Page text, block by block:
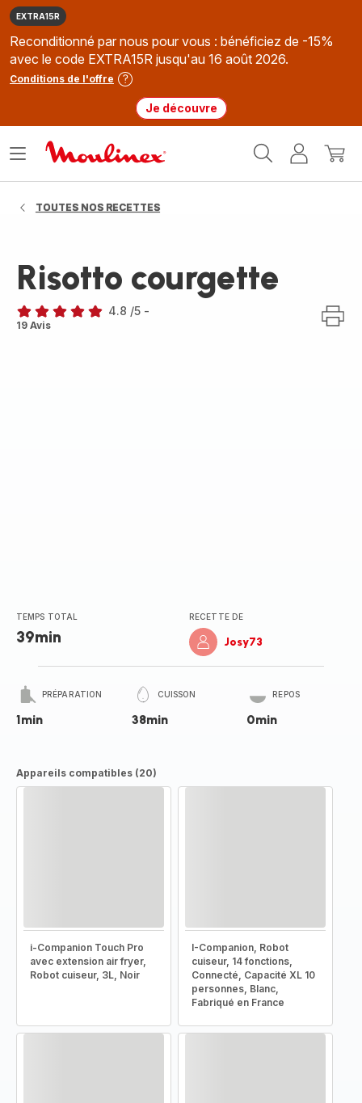
EXTRA15R
Reconditionné par nous pour vous : bénéficiez de -15%
avec le code EXTRA15R jusqu'au 16 août 2026.
Conditions de l'offre
Je découvre
MonMon
Ouvrir
TOUTES NOS RECETTES
Risotto courgette
ratings.4.8
4.8 /5 -
19 Avis
TEMPS TOTAL
39min
RECETTE DE
Josy73
PRÉPARATION
1min
CUISSON
38min
REPOS
0min
Appareils compatibles (20)
i-Companion Touch Pro
avec extension air fryer,
Robot cuiseur, 3L, Noir
I-Companion, Robot
cuiseur, 14 fonctions,
Connecté, Capacité XL 10
personnes, Blanc,
Fabriqué en France